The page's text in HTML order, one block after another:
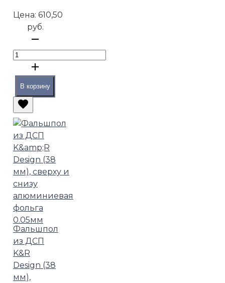
Цена: 610,50
руб.
В корзину
Фальшпол
из ДСП
K&R
Design (38
мм),